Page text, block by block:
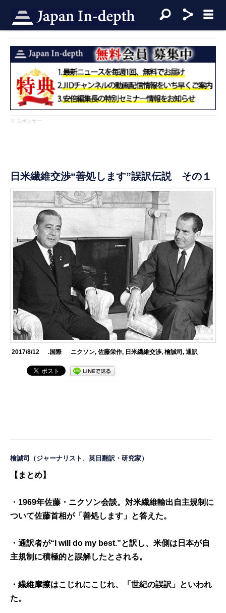
※ スポンサー
日米繊維交渉“善処します”誤訳伝説 その１
2017/8/12 .国際 ニクソン, 佐藤栄作, 日米繊維交渉, 檜誠司 , 通訳
檜誠司（ジャーナリスト、英日翻訳・研究家）
【まとめ】
・1969年佐藤・ニクソン会談。対米繊維輸出自主規制に
ついて佐藤首相が「善処します」と答えた。
・通訳者が“I will do my best.”と訳し、米側は日本が自
主規制に積極的と誤解したとされる。
・繊維摩擦はこじれにこじれ、「世紀の誤訳」といわれ
た。